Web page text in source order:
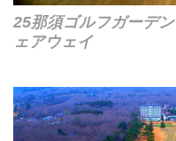
25那須ゴルフガーデ
ェアウェイ